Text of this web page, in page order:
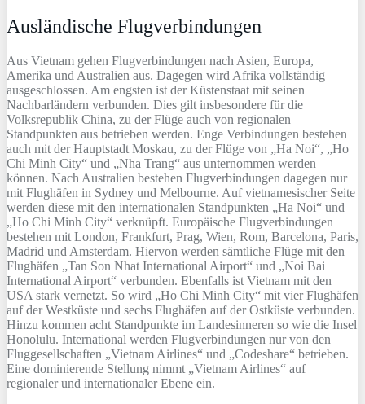
Ausländische Flugverbindungen
Aus Vietnam gehen Flugverbindungen nach Asien, Europa,
Amerika und Australien aus. Dagegen wird Afrika vollständig
ausgeschlossen. Am engsten ist der Küstenstaat mit seinen
Nachbarländern verbunden. Dies gilt insbesondere für die
Volksrepublik China, zu der Flüge auch von regionalen
Standpunkten aus betrieben werden. Enge Verbindungen bestehen
auch mit der Hauptstadt Moskau, zu der Flüge von „Ha Noi“, „Ho
Chi Minh City“ und „Nha Trang“ aus unternommen werden
können. Nach Australien bestehen Flugverbindungen dagegen nur
mit Flughäfen in Sydney und Melbourne. Auf vietnamesischer Seite
werden diese mit den internationalen Standpunkten „Ha Noi“ und
„Ho Chi Minh City“ verknüpft. Europäische Flugverbindungen
bestehen mit London, Frankfurt, Prag, Wien, Rom, Barcelona, Paris,
Madrid und Amsterdam. Hiervon werden sämtliche Flüge mit den
Flughäfen „Tan Son Nhat International Airport“ und „Noi Bai
International Airport“ verbunden. Ebenfalls ist Vietnam mit den
USA stark vernetzt. So wird „Ho Chi Minh City“ mit vier Flughäfen
auf der Westküste und sechs Flughäfen auf der Ostküste verbunden.
Hinzu kommen acht Standpunkte im Landesinneren so wie die Insel
Honolulu. International werden Flugverbindungen nur von den
Fluggesellschaften „Vietnam Airlines“ und „Codeshare“ betrieben.
Eine dominierende Stellung nimmt „Vietnam Airlines“ auf
regionaler und internationaler Ebene ein.